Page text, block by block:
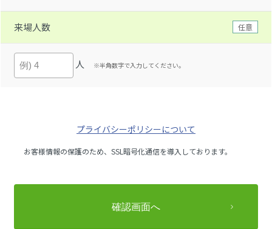
来場人数 任意
人 ※半角数字で入力してください。
プライバシーポリシーについて
お客様情報の保護のため、SSL暗号化通信を導入しております。